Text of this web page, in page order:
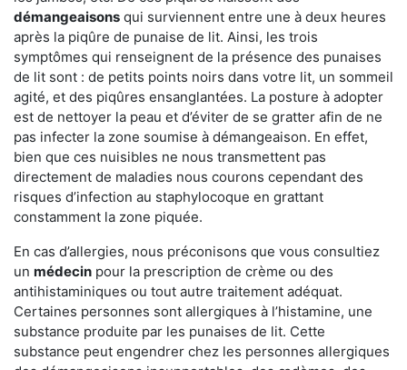
démangeaisons qui surviennent entre une à deux heures
après la piqûre de punaise de lit. Ainsi, les trois
symptômes qui renseignent de la présence des punaises
de lit sont : de petits points noirs dans votre lit, un sommeil
agité, et des piqûres ensanglantées. La posture à adopter
est de nettoyer la peau et d’éviter de se gratter afin de ne
pas infecter la zone soumise à démangeaison. En effet,
bien que ces nuisibles ne nous transmettent pas
directement de maladies nous courons cependant des
risques d’infection au staphylocoque en grattant
constamment la zone piquée.
En cas d’allergies, nous préconisons que vous consultiez
un médecin pour la prescription de crème ou des
antihistaminiques ou tout autre traitement adéquat.
Certaines personnes sont allergiques à l’histamine, une
substance produite par les punaises de lit. Cette
substance peut engendrer chez les personnes allergiques